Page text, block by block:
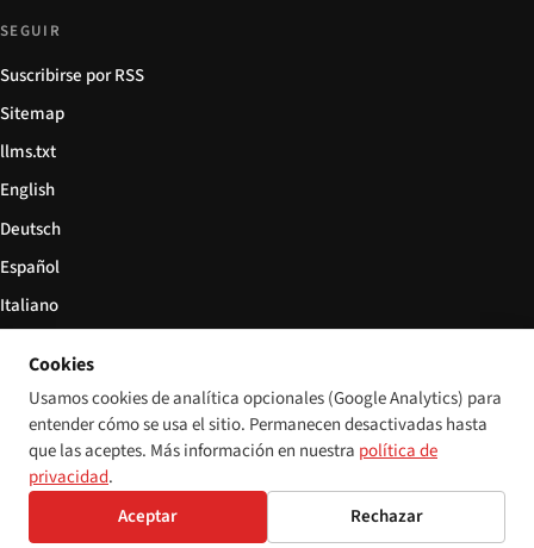
SEGUIR
Suscribirse por RSS
Sitemap
llms.txt
English
Deutsch
Español
Italiano
© 2026 Disability World. Todos los derechos reservados. Configuración de cookies
DeutschEspañol 简体中文PolskiFrançais
Cookies
Usamos cookies de analítica opcionales (Google Analytics) para
entender cómo se usa el sitio. Permanecen desactivadas hasta
que las aceptes. Más información en nuestra política de
privacidad.
Aceptar
Rechazar